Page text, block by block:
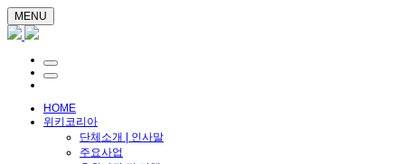
MENU
HOME
위키코리아
단체소개 | 인사말
주요사업